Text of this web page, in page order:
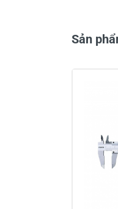
Sản